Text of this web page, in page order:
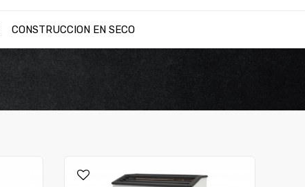
CONSTRUCCION EN SECO